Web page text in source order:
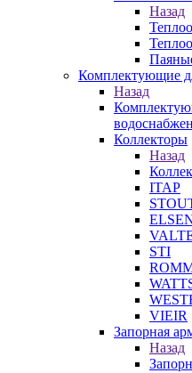
Назад
Комплектующие
Назад
Коллекторы
Назад
ITAP
STI
VIEIR
Запорная
Назад